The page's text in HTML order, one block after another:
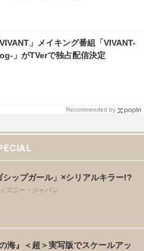
」メイキング番組「VIVANT-
」がTVerで独占配信決定
Recommended by
ップガール」×シリアルキラー!?
ズニー・ジャパン
海』＜超＞実写版でスケールアッ